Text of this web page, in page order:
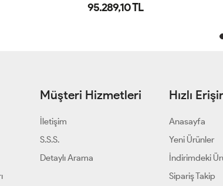
95.289,10 TL
Müşteri Hizmetleri
İletişim
S.S.S.
Detaylı Arama
Hızlı
Anasayfa
Yeni Ürünler
İndirimdeki
Sipariş Takip